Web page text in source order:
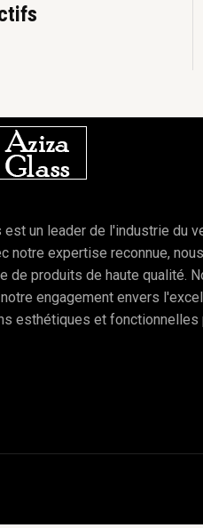
est un leader de l'industrie du
notre expertise reconnue,
de produits de haute qualité.
engagement envers
esthétiques et fonctionnelles